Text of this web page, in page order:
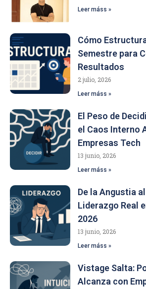
Leer máss »
Cómo
Semestre para
Resultados
2 julio, 2026
Leer máss »
El Peso de
el Caos Interno
Empresas Tech
13 junio, 2026
Leer máss »
De la Angustia
Liderazgo Real
2026
13 junio, 2026
Leer máss »
Vistage Salta:
Alcanza con